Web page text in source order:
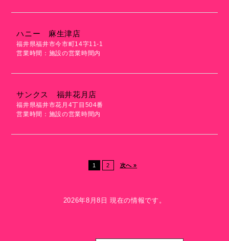
ハニー 麻生津店
福井県福井市今市町14字11-1
営業時間：施設の営業時間内
サンクス 福井花月店
福井県福井市花月4丁目504番
営業時間：施設の営業時間内
1 2 次へ »
2026年8月8日 現在の情報です。